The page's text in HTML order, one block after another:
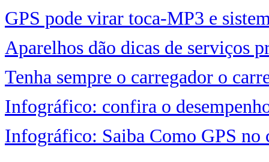
GPS pode virar toca-MP3 e
Aparelhos dão dicas de serviços
Tenha sempre o carregador o
Infográfico: confira o
Infográfico: Saiba Como GPS no